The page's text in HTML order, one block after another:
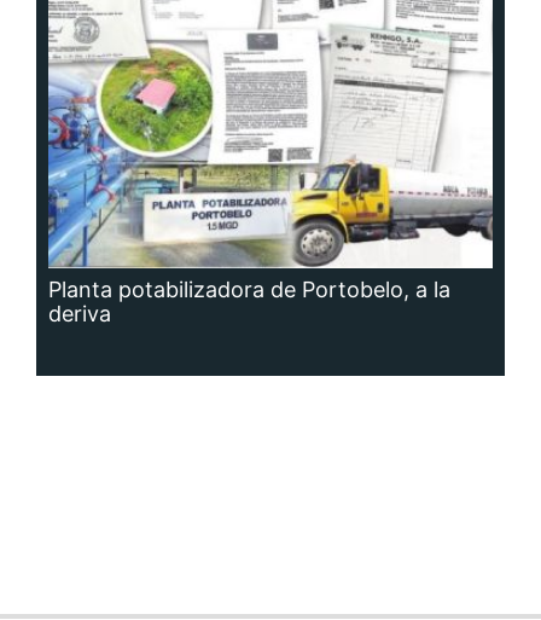
Planta potabilizadora de Portobelo, a la
deriva